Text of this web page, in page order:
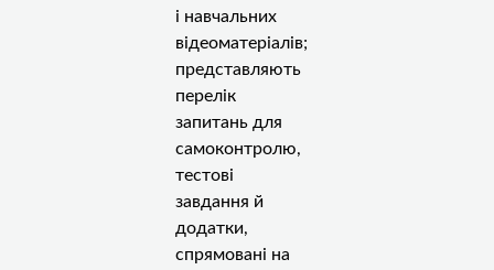
і навчальних
відеоматеріалів;
представляють
перелік
запитань для
самоконтролю,
тестові
завдання й
додатки,
спрямовані на